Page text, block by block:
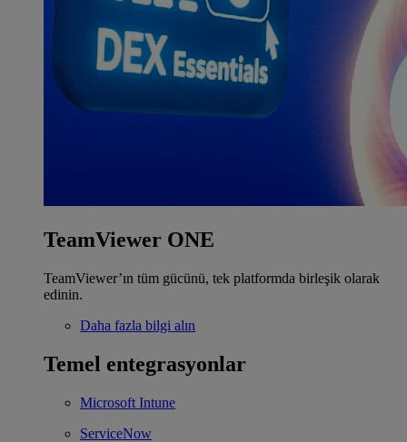
TeamViewer ONE
TeamViewer’ın tüm gücünü, tek platformda birleşik olarak
edinin.
Daha fazla bilgi alın
Temel entegrasyonlar
Microsoft Intune
ServiceNow